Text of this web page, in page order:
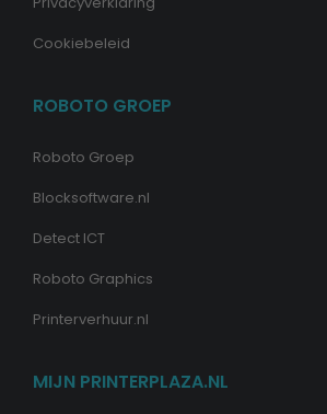
Cookiebeleid
ROBOTO GROEP
Roboto Groep
Blocksoftware.nl
Detect ICT
Roboto Graphics
Printerverhuur.nl
MIJN PRINTERPLAZA.NL